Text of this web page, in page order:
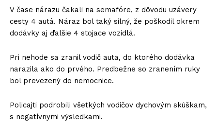
V čase nárazu čakali na semafóre, z dôvodu uzávery
cesty 4 autá. Náraz bol taký silný, že poškodil okrem
dodávky aj ďalšie 4 stojace vozidlá.
Pri nehode sa zranil vodič auta, do ktorého dodávka
narazila ako do prvého. Predbežne so zranením ruky
bol prevezený do nemocnice.
Policajti podrobili všetkých vodičov dychovým skúškam,
s negatívnymi výsledkami.